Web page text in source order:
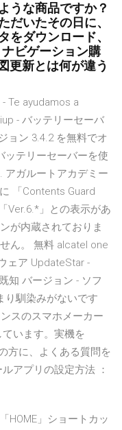
うな商品ですか？
だいたその日に、
をダウンロード、
ビゲーション購
更新とは何が違う
Te ayudamos a
- バッテリーセーバ
ョン 3.4.2 を無料でオ
ッテリーセーバーを使
アガルートアカデミー
「Contents Guard
Ver.6.*」との表示があ
が内蔵されておりま
ん。 無料 alcatel one
ェア UpdateStar -
知 バージョン - ソフ
り馴染みがないです
スのスマホメーカー
います。実機を
方に、よくある質問を
アプリの設定方法 ：
HOME」ショートカッ